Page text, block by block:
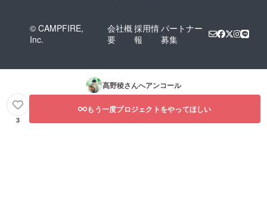
© CAMPFIRE,
Inc.
会社概
要
採用情
報
パートナー
募集
髙野稜さんへアンコール
3
もう一度プロジェクトをやってほしい